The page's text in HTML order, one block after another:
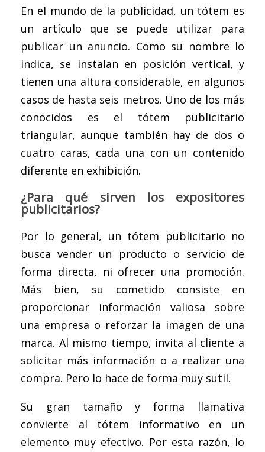
En el mundo de la publicidad, un tótem es
un artículo que se puede utilizar para
publicar un anuncio. Como su nombre lo
indica, se instalan en posición vertical, y
tienen una altura considerable, en algunos
casos de hasta seis metros. Uno de los más
conocidos es el tótem publicitario
triangular, aunque también hay de dos o
cuatro caras, cada una con un contenido
diferente en exhibición.
¿Para qué sirven los expositores
publicitarios?
Por lo general, un tótem publicitario no
busca vender un producto o servicio de
forma directa, ni ofrecer una promoción.
Más bien, su cometido consiste en
proporcionar información valiosa sobre
una empresa o reforzar la imagen de una
marca. Al mismo tiempo, invita al cliente a
solicitar más información o a realizar una
compra. Pero lo hace de forma muy sutil.
Su gran tamaño y forma llamativa
convierte al tótem informativo en un
elemento muy efectivo. Por esta razón, lo